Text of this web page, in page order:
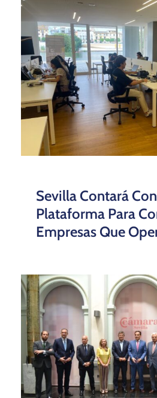
Sevilla Contará
Plataforma Para
Empresas Que